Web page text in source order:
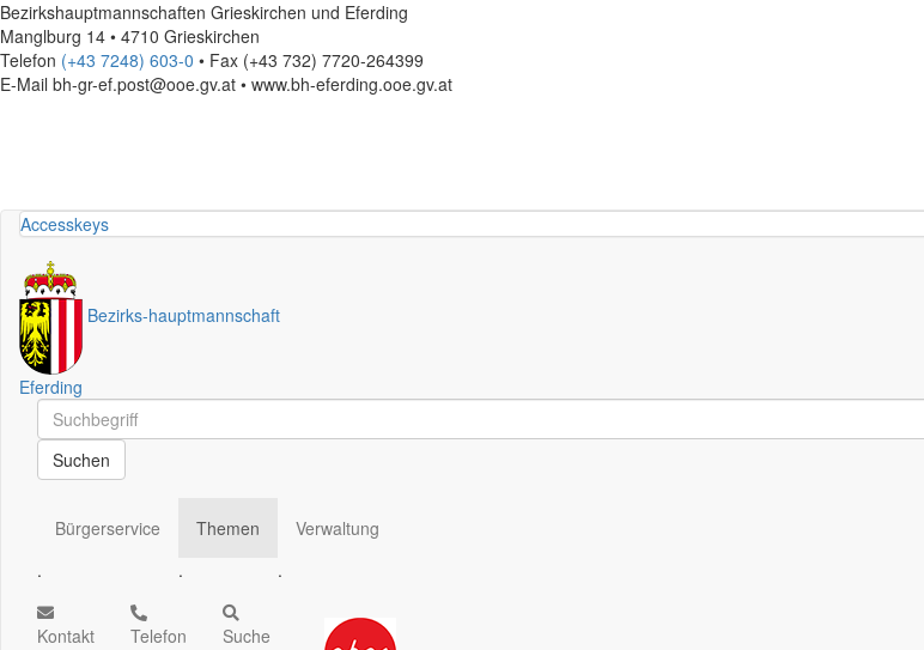
Bezirkshauptmannschaften Grieskirchen und Eferding
Manglburg 14 • 4710 Grieskirchen
Telefon (+43 7248) 603-0 • Fax (+43 732) 7720-264399
E-Mail bh-gr-ef.post@ooe.gv.at • www.bh-eferding.ooe.gv.at
Accesskeys
Bezirks-hauptmannschaft
Eferding
Schnellsuche
Schnellsuche
Suchen
Bürgerservice
.
Themen
.
Verwaltung
.
Kontakt
Telefon
Suche